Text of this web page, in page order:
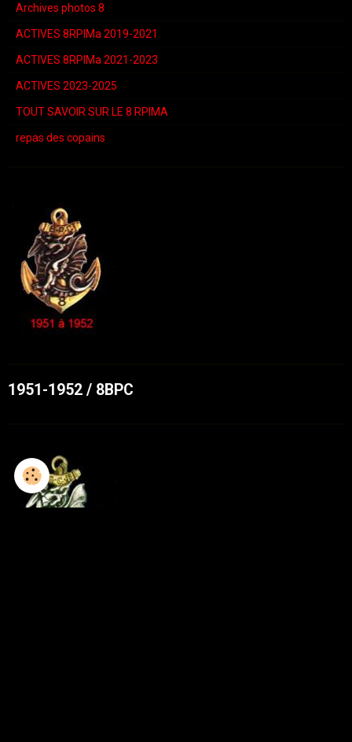
Archives photos 8
ACTIVES 8RPIMa 2019-2021
ACTIVES 8RPIMa 2021-2023
ACTIVES 2023-2025
TOUT SAVOIR SUR LE 8 RPIMA
repas des copains
1951-1952 / 8BPC